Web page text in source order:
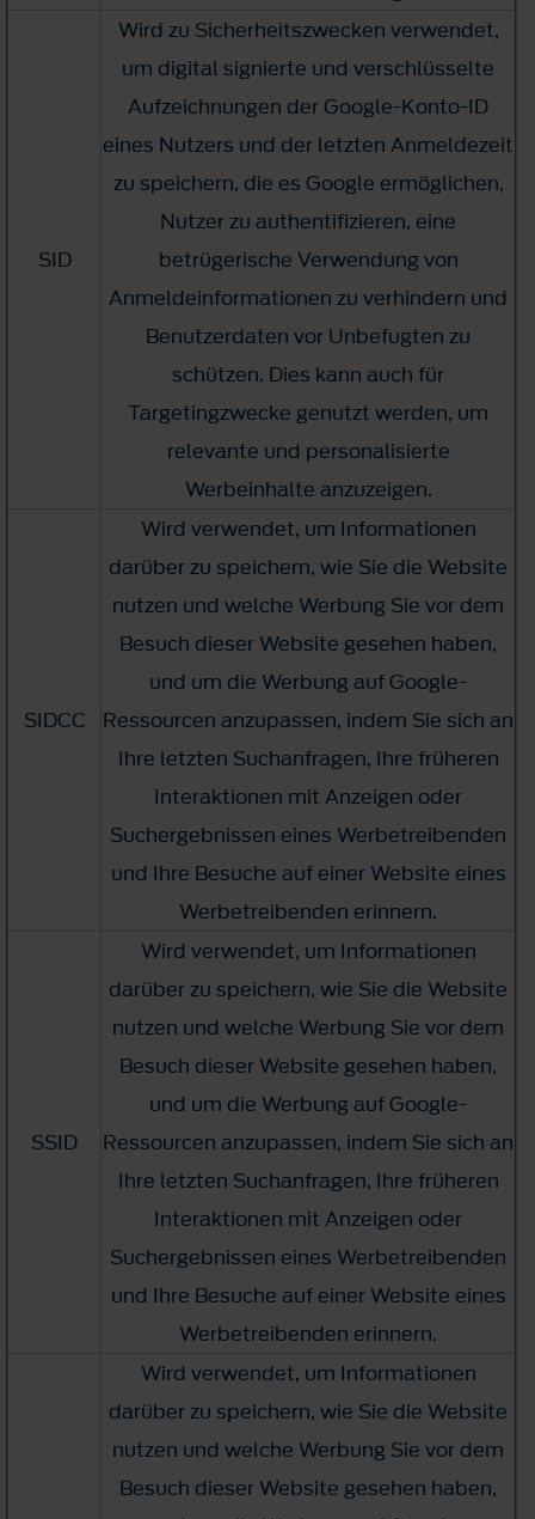
SID
Wird zu Sicherheitszwecken verwendet,
um digital signierte und verschlüsselte
Aufzeichnungen der Google-Konto-ID
eines Nutzers und der letzten Anmeldezeit
zu speichern, die es Google ermöglichen,
Nutzer zu authentifizieren, eine
betrügerische Verwendung von
Anmeldeinformationen zu verhindern und
Benutzerdaten vor Unbefugten zu
schützen. Dies kann auch für
Targetingzwecke genutzt werden, um
relevante und personalisierte
Werbeinhalte anzuzeigen.
SIDCC
Wird verwendet, um Informationen
darüber zu speichern, wie Sie die Website
nutzen und welche Werbung Sie vor dem
Besuch dieser Website gesehen haben,
und um die Werbung auf Google-
Ressourcen anzupassen, indem Sie sich an
Ihre letzten Suchanfragen, Ihre früheren
Interaktionen mit Anzeigen oder
Suchergebnissen eines Werbetreibenden
und Ihre Besuche auf einer Website eines
Werbetreibenden erinnern.
SSID
Wird verwendet, um Informationen
darüber zu speichern, wie Sie die Website
nutzen und welche Werbung Sie vor dem
Besuch dieser Website gesehen haben,
und um die Werbung auf Google-
Ressourcen anzupassen, indem Sie sich an
Ihre letzten Suchanfragen, Ihre früheren
Interaktionen mit Anzeigen oder
Suchergebnissen eines Werbetreibenden
und Ihre Besuche auf einer Website eines
Werbetreibenden erinnern.
Wird verwendet, um Informationen
darüber zu speichern, wie Sie die Website
nutzen und welche Werbung Sie vor dem
Besuch dieser Website gesehen haben,